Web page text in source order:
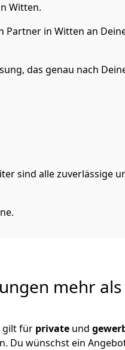
Witten.
in Witten an
das genau nach
sind alle zuverlässige
mehr als
gilt für private und
Du wünschst ein